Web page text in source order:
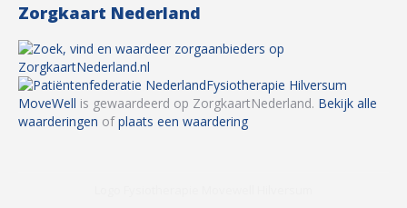
Zorgkaart Nederland
Fysiotherapie Hilversum
MoveWell is gewaardeerd op ZorgkaartNederland. Bekijk alle
waarderingen ofplaats een waardering